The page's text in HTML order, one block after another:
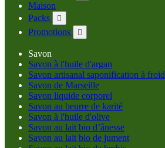
Maison
Packs

Promotions 
Savon
Savon à l'huile d'argan
Savon artisanal saponification à froid
Savon de Marseille
Savon liquide corporel
Savon au beurre de karité
Savon à l'huile d'olive
Savon au lait bio d’ânesse
Savon au lait bio de jument